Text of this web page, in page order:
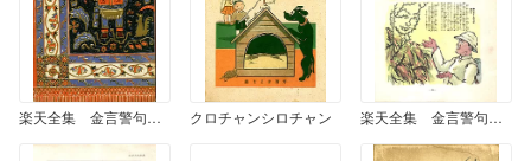
楽天全集 金言警句川柳漫画集 （1） クロチャンシロチャン 楽天全集 金言警句川柳漫画集 （2）